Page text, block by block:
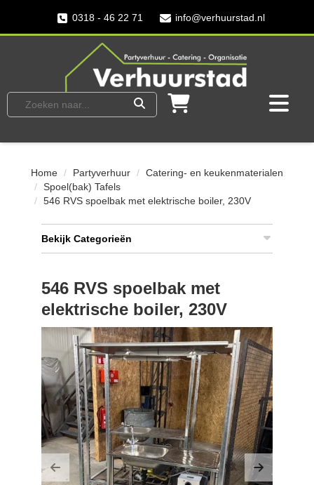
0318 - 46 22 71 info@verhuurstad.nl
Home Partyverhuur
Catering- en keukenmaterialen
Spoel(bak) Tafels
546 RVS spoelbak met elektrische boiler, 230V
Bekijk Categorieën
546 RVS spoelbak met
elektrische boiler, 230V
Previous Next